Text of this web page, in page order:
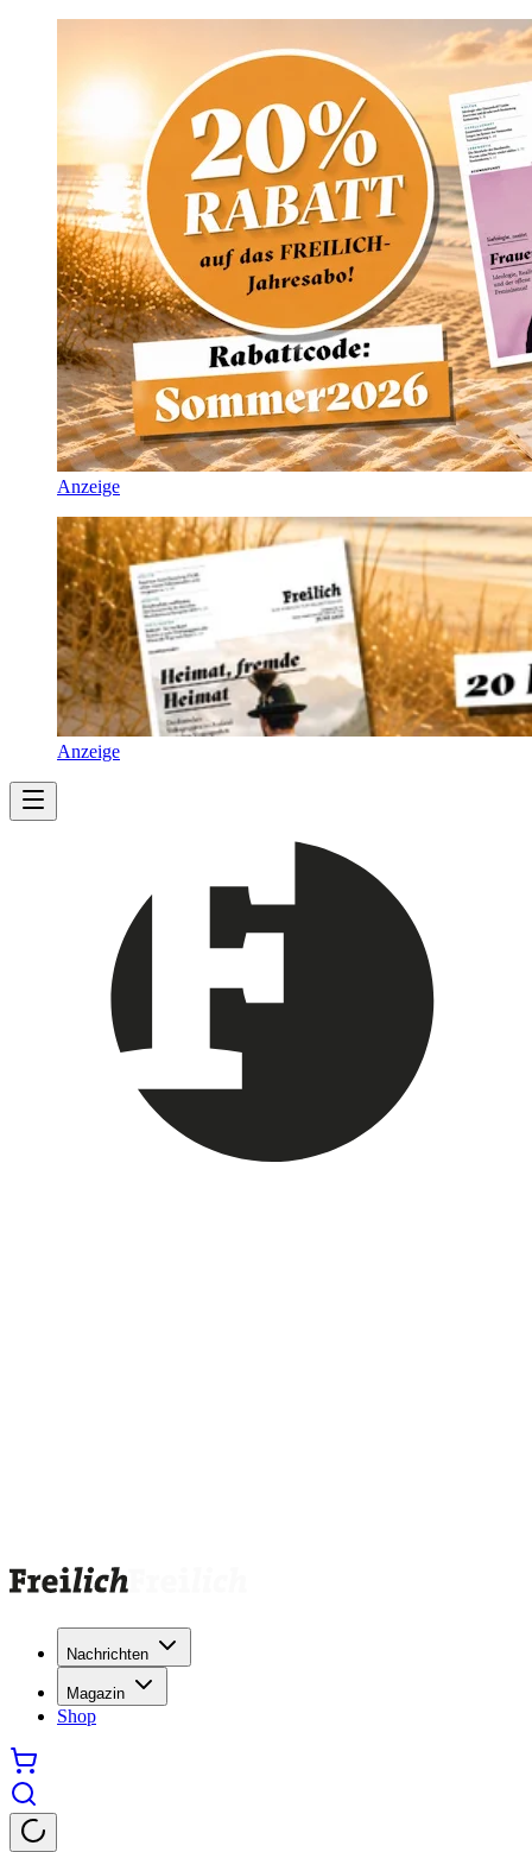
Anzeige
Anzeige
Nachrichten
Magazin
Shop